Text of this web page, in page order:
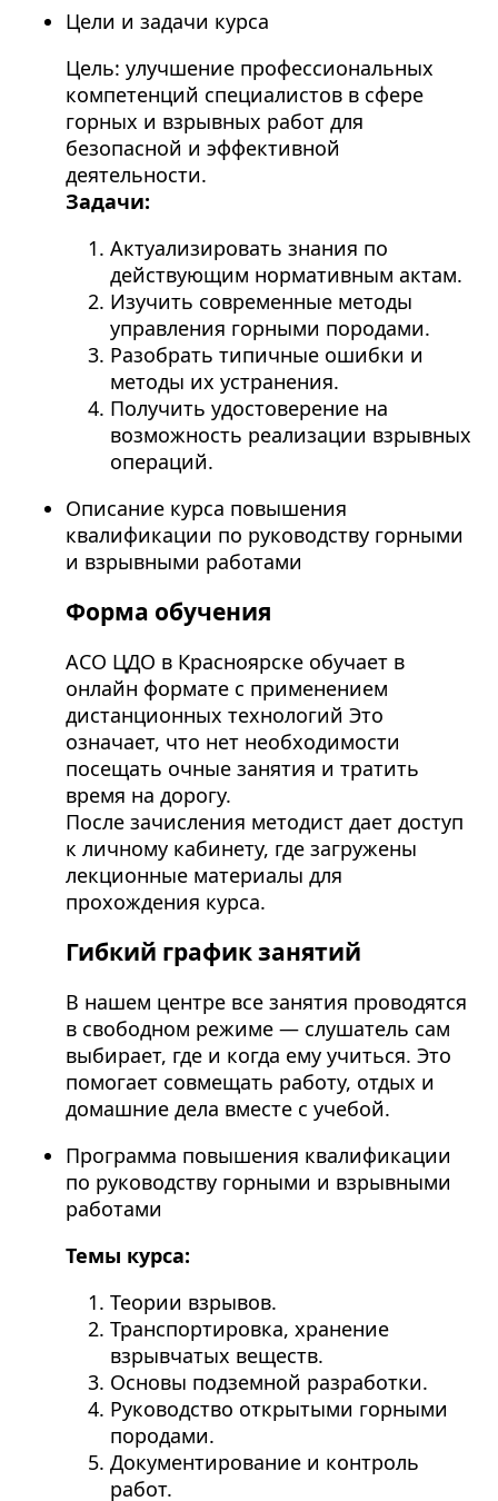
Цели и задачи курса
Цель: улучшение профессиональных
компетенций специалистов в сфере
горных и взрывных работ для
безопасной и эффективной
деятельности.
Задачи:
Актуализировать знания по
действующим нормативным актам.
Изучить современные методы
управления горными породами.
Разобрать типичные ошибки и
методы их устранения.
Получить удостоверение на
возможность реализации взрывных
операций.
Описание курса повышения
квалификации по руководству горными
и взрывными работами
Форма обучения
АСО ЦДО в Красноярске обучает в
онлайн формате с применением
дистанционных технологий Это
означает, что нет необходимости
посещать очные занятия и тратить
время на дорогу.
После зачисления методист дает доступ
к личному кабинету, где загружены
лекционные материалы для
прохождения курса.
Гибкий график занятий
В нашем центре все занятия проводятся
в свободном режиме — слушатель сам
выбирает, где и когда ему учиться. Это
помогает совмещать работу, отдых и
домашние дела вместе с учебой.
Программа повышения квалификации
по руководству горными и взрывными
работами
Темы курса:
Теории взрывов.
Транспортировка, хранение
взрывчатых веществ.
Основы подземной разработки.
Руководство открытыми горными
породами.
Документирование и контроль
работ.